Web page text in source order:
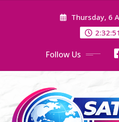
Thursday, 6
Follow Us